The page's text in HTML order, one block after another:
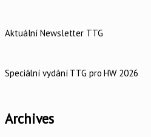
Aktuální Newsletter TTG
Speciální vydání TTG pro HW 2026
Archives